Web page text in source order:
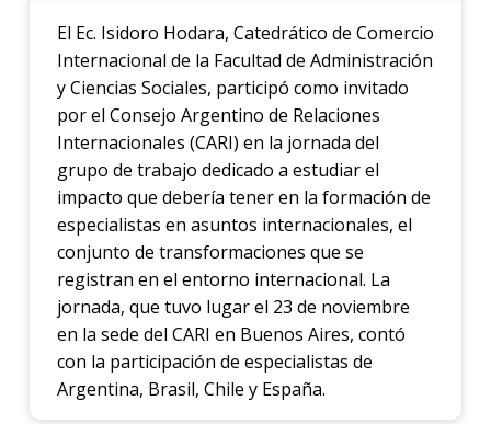
El Ec. Isidoro Hodara, Catedrático de Comercio
Internacional de la Facultad de Administración
y Ciencias Sociales, participó como invitado
por el Consejo Argentino de Relaciones
Internacionales (CARI) en la jornada del
grupo de trabajo dedicado a estudiar el
impacto que debería tener en la formación de
especialistas en asuntos internacionales, el
conjunto de transformaciones que se
registran en el entorno internacional. La
jornada, que tuvo lugar el 23 de noviembre
en la sede del CARI en Buenos Aires, contó
con la participación de especialistas de
Argentina, Brasil, Chile y España.